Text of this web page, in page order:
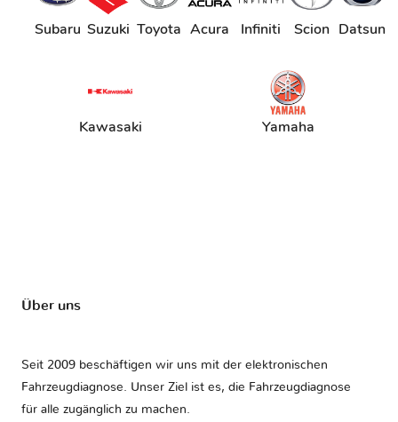
Subaru Suzuki Toyota Acura Infiniti Scion Datsun
Kawasaki Yamaha
Über uns
Seit 2009 beschäftigen wir uns mit der elektronischen
Fahrzeugdiagnose. Unser Ziel ist es, die Fahrzeugdiagnose
für alle zugänglich zu machen.